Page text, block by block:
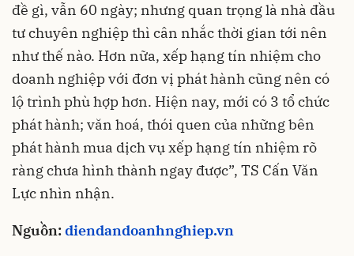
đề gì, vẫn 60 ngày; nhưng quan trọng là nhà đầu
tư chuyên nghiệp thì cân nhắc thời gian tới nên
như thế nào. Hơn nữa, xếp hạng tín nhiệm cho
doanh nghiệp với đơn vị phát hành cũng nên có
lộ trình phù hợp hơn. Hiện nay, mới có 3 tổ chức
phát hành; văn hoá, thói quen của những bên
phát hành mua dịch vụ xếp hạng tín nhiệm rõ
ràng chưa hình thành ngay được”, TS Cấn Văn
Lực nhìn nhận.
Nguồn:diendandoanhnghiep.vn